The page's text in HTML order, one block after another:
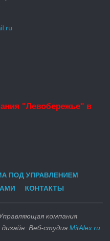
"Левобережье" в
ПОД УПРАВЛЕНИЕМ
КОНТАКТЫ
компания
Веб-студияMitAlex.ru